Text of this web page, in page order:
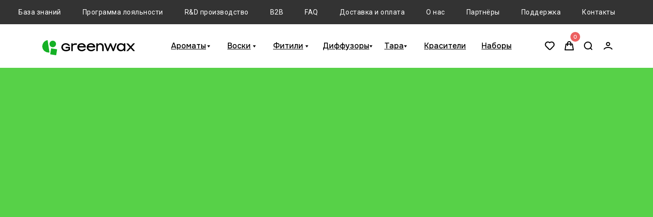
База знаний Программа лояльности R&D производство B2B FAQ Доставка и оплата О нас Партнёры Поддержка Контакты
0
Фитили Диффузоры Наборы
Ароматы Красители
Воски Тара